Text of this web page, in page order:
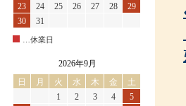
23
24 25 26 27 28
29
30
31
…休業日
2026年9月
日
月 火 水 木 金
土
1
2 3 4
5